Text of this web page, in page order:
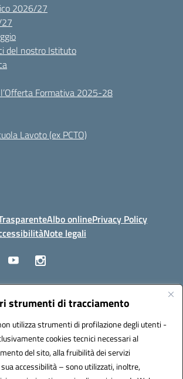
strumenti di tracciamento
utilizza strumenti di profilazione degli utenti -
cookies tecnici necessari al
del sito, alla fruibilità dei servizi
accessibilità – sono utilizzati, inoltre,
2026/27
del nostro Istituto
Formativa 2025-28
Lavoto (ex PCTO)
Albo onlinePrivacy Policy
Note legali
(PEC):leis03400t@pec.istruzione.it
leis03400t